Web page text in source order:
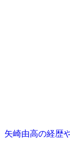
矢崎由高の経歴